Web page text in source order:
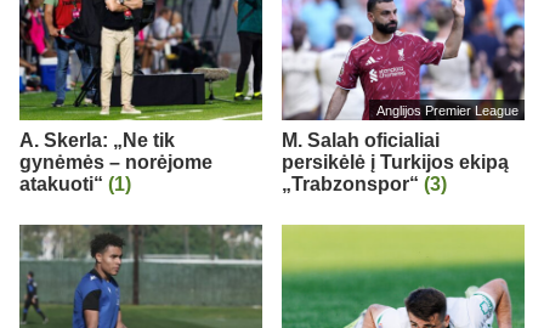
A. Skerla: „Ne tik
gynėmės – norėjome
atakuoti“ (1)
Anglijos Premier League
M. Salah oficialiai
persikėlė į Turkijos ekipą
„Trabzonspor“ (3)